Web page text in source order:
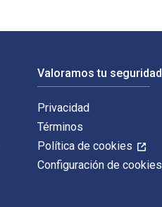
Valoramos tu seguridad
Privacidad
Términos
Política de cookies
Configuración de cookies